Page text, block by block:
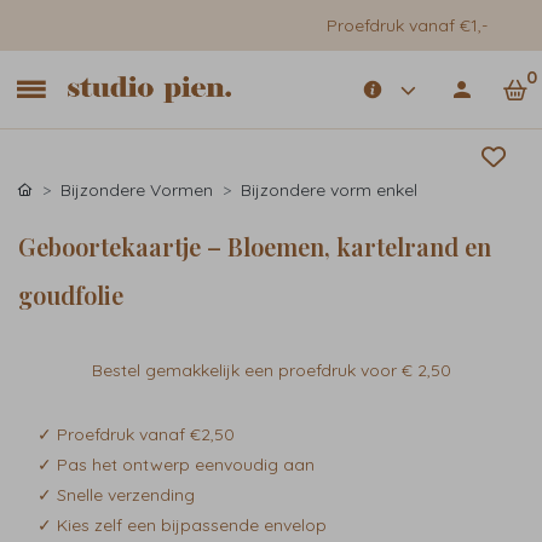
Proefdruk vanaf €1,-
0
Bijzondere Vormen Bijzondere vorm enkel
Geboortekaartje – Bloemen, kartelrand en
goudfolie
Bestel gemakkelijk een proefdruk voor € 2,50
✓ Proefdruk vanaf €2,50
✓ Pas het ontwerp eenvoudig aan
✓ Snelle verzending
✓ Kies zelf een bijpassende envelop